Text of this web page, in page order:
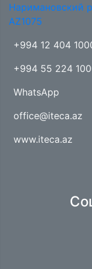
Наримановский
AZ1075
+994 12 404
+994 55 224
WhatsApp
office@iteca.az
www.iteca.az